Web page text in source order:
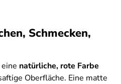
Schmecken,
natürliche, rote Farbe
Oberfläche. Eine matte